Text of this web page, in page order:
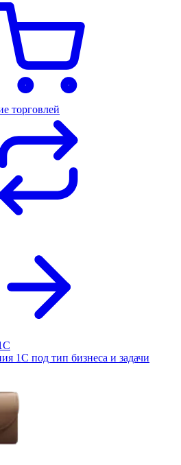
торговлей
1С под тип бизнеса и задачи